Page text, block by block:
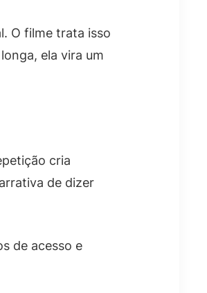
O filme trata isso
ela vira um
cria
de dizer
de acesso e